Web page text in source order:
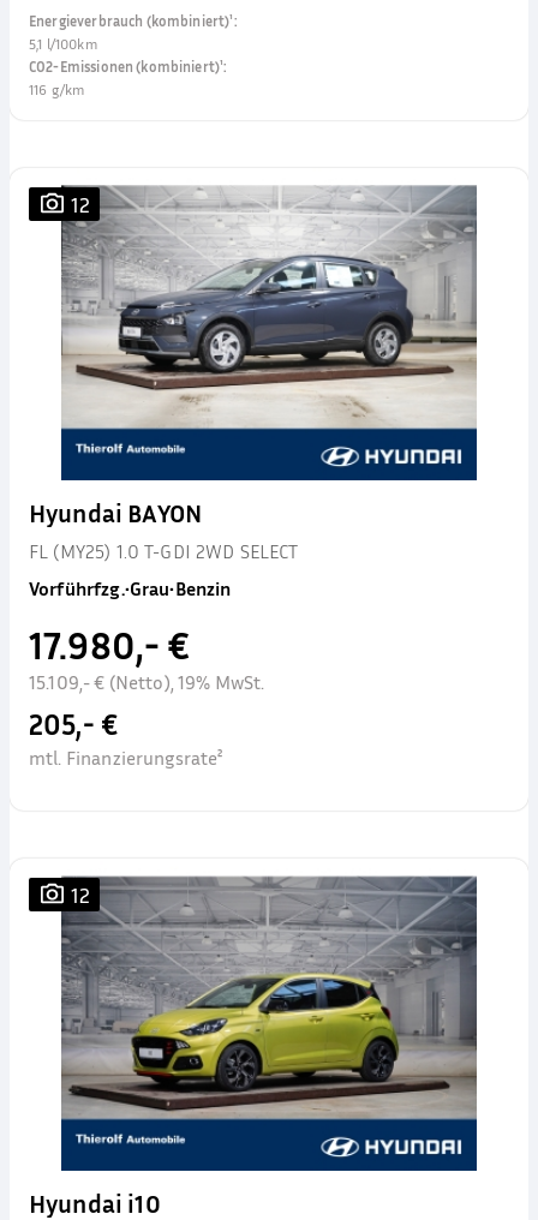
Energieverbrauch (kombiniert)¹:
5,1 l/100km
CO2-Emissionen (kombiniert)¹:
116 g/km
12
Hyundai BAYON
FL (MY25) 1.0 T-GDI 2WD SELECT
Vorführfzg.•Grau•Benzin
17.980,- €
15.109,- € (Netto), 19% MwSt.
205,- €
mtl. Finanzierungsrate²
12
Hyundai i10